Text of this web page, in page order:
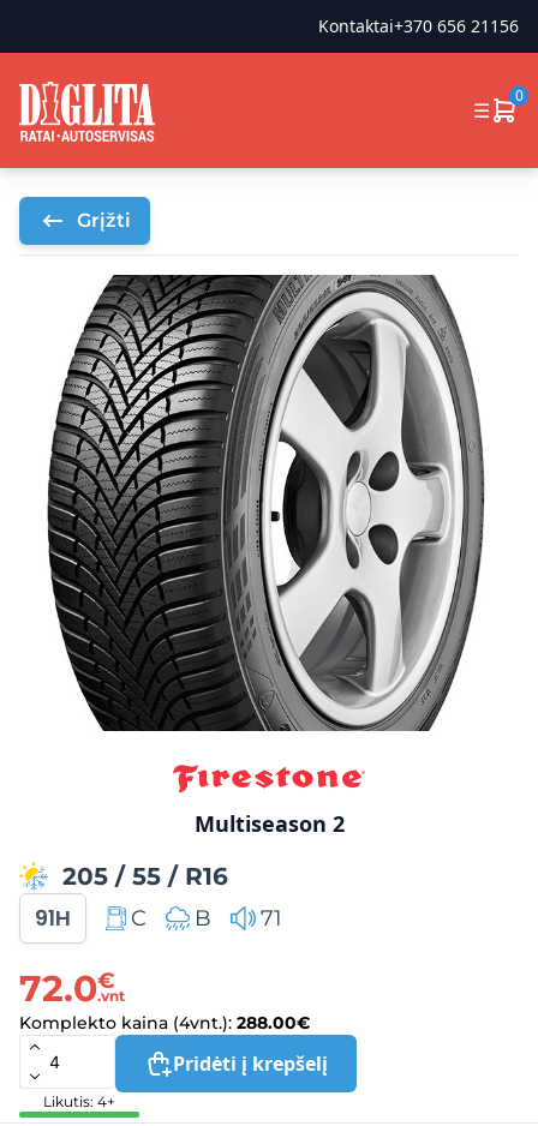
Kontaktai+370 656 21156
☰
0
Grįžti
Multiseason 2
205 / 55 / R16
91H C B 71
72.0€
.vnt
Komplekto kaina (4vnt.): 288.00€
Pridėti į krepšelį
Likutis: 4+